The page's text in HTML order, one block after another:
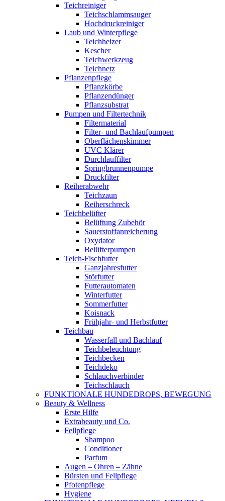
Teichreiniger
Teichschlammsauger
Hochdruckreiniger
Laub und Winterpflege
Teichheizer
Kescher
Teichwerkzeug
Teichnetz
Pflanzenpflege
Pflanzkörbe
Pflanzendünger
Pflanzsubstrat
Pumpen und Filtertechnik
Filtermaterial
Filter- und Bachlaufpumpen
Oberflächenskimmer
UVC Klärer
Durchlauffilter
Springbrunnenpumpe
Druckfilter
Reiherabwehr
Teichzaun
Reiherschreck
Teichbelüfter
Belüftung Zubehör
Sauerstoffanreicherung
Oxydator
Belüfterpumpen
Teich-Fischfutter
Ganzjahresfutter
Störfutter
Futterautomaten
Winterfutter
Sommerfutter
Koisnack
Frühjahr- und Herbstfutter
Teichbau
Wasserfall und Bachlauf
Teichbeleuchtung
Teichbecken
Teichdeko
Schlauchverbinder
Teichschlauch
FUNKTIONALE HUNDEDROPS, BEWEGUNG
Beauty & Wellness
Erste Hilfe
Extrabeauty und Co.
Fellpflege
Shampoo
Conditioner
Parfum
Augen – Ohren – Zähne
Bürsten und Fellpflege
Pfotenpflege
Hygiene